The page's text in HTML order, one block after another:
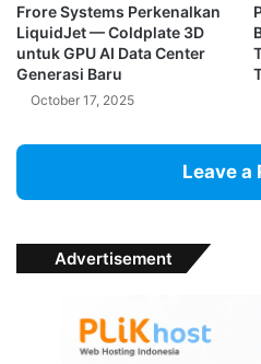
Frore Systems Perkenalkan
LiquidJet — Coldplate 3D
untuk GPU AI Data Center
Generasi Baru
October 17, 2025
Leave a
Advertisement